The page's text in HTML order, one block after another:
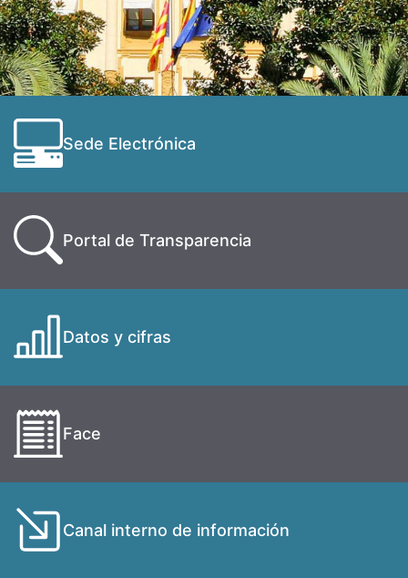
Sede Electrónica
Portal de Transparencia
Datos y cifras
Face
Canal interno de información